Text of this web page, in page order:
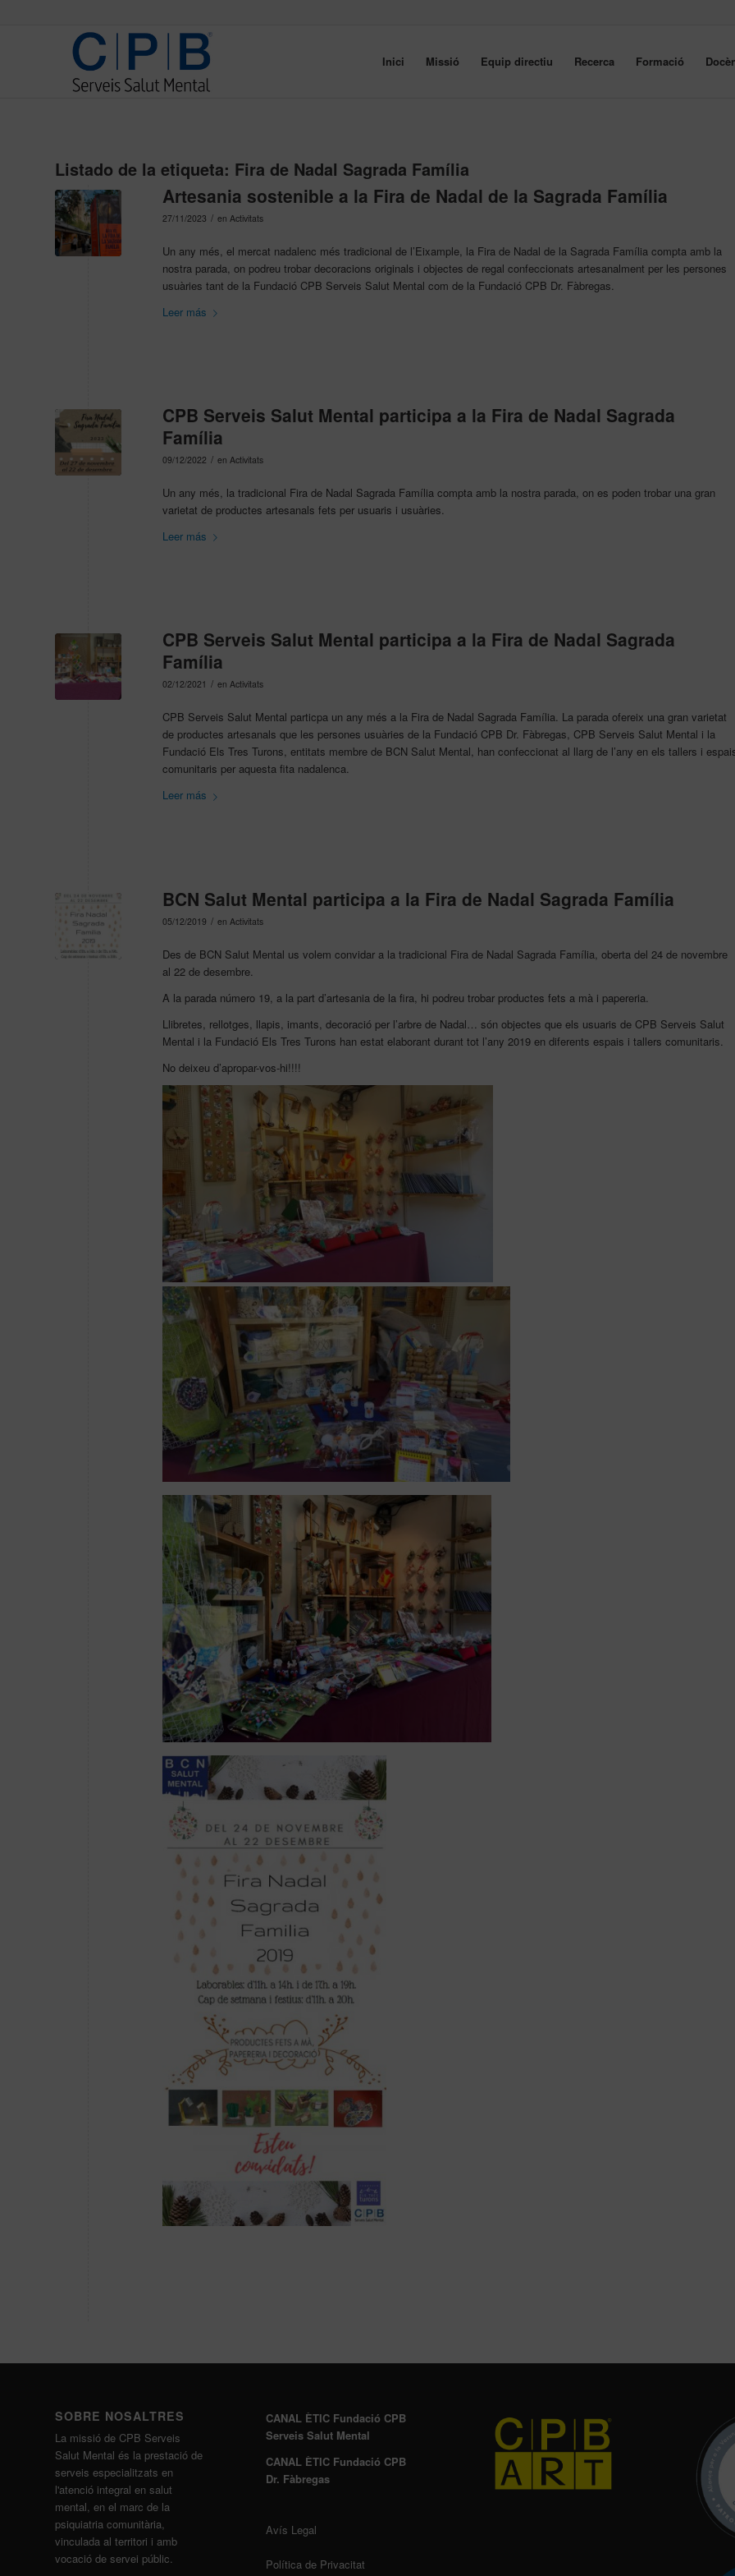
Inici Missió Equip directiu Recerca Formació
Listado de la etiqueta: Fira de Nadal Sagrada Família
Artesania sostenible a la Fira de Nadal de la Sagrada Família
27/11/2023 / en Activitats
Un any més, el mercat nadalenc més tradicional de l’Eixample, la Fira de Nadal de la Sagrada Família compta amb la
nostra parada, on podreu trobar decoracions originals i objectes de regal confeccionats artesanalment per les persones
usuàries tant de la Fundació CPB Serveis Salut Mental com de la Fundació CPB Dr. Fàbregas.
Leer más
CPB Serveis Salut Mental participa a la Fira de Nadal Sagrada
Família
09/12/2022 / en Activitats
Un any més, la tradicional Fira de Nadal Sagrada Família compta amb la nostra parada, on es poden trobar una gran
varietat de productes artesanals fets per usuaris i usuàries.
Leer más
CPB Serveis Salut Mental participa a la Fira de Nadal Sagrada
Família
02/12/2021 / en Activitats
CPB Serveis Salut Mental particpa un any més a la Fira de Nadal Sagrada Família. La parada ofereix una gran varietat
de productes artesanals que les persones usuàries de la Fundació CPB Dr. Fàbregas, CPB Serveis Salut Mental i la
Fundació Els Tres Turons, entitats membre de BCN Salut Mental, han confeccionat al llarg de l’any en els tallers i
comunitaris per aquesta fita nadalenca.
Leer más
BCN Salut Mental participa a la Fira de Nadal Sagrada Família
05/12/2019 / en Activitats
Des de BCN Salut Mental us volem convidar a la tradicional Fira de Nadal Sagrada Família, oberta del 24 de novembre
al 22 de desembre.
A la parada número 19, a la part d’artesania de la fira, hi podreu trobar productes fets a mà i papereria.
Llibretes, rellotges, llapis, imants, decoració per l’arbre de Nadal… són objectes que els usuaris de CPB Serveis Salut
Mental i la Fundació Els Tres Turons han estat elaborant durant tot l’any 2019 en diferents espais i tallers comunitaris.
No deixeu d’apropar-vos-hi!!!!
SOBRE NOSALTRES
La missió de CPB Serveis
Salut Mental és la prestació de
serveis especialitzats en
l'atenció integral en salut
mental, en el marc de la
psiquiatria comunitària,
vinculada al territori i amb
vocació de servei públic.
CANAL ÈTIC Fundació CPB
Serveis Salut Mental
CANAL ÈTIC Fundació CPB
Dr. Fàbregas
Avís Legal
Política de Privacitat